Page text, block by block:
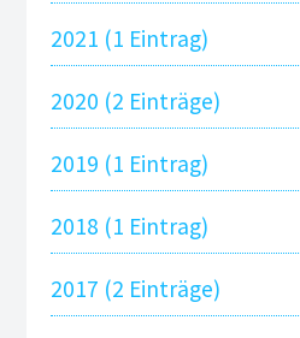
Einladung
Wortmarke / CI
CD und Wortmarke
2021 (1 Eintrag)
2020 (2 Einträge)
2019 (1 Eintrag)
2018 (1 Eintrag)
2017 (2 Einträge)